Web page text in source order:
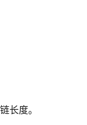
长度。